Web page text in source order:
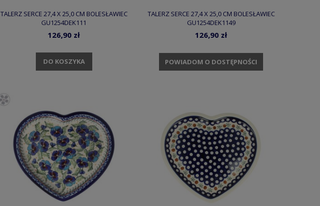
TALERZ SERCE 27,4 X 25,0 CM BOLESŁAWIEC
GU1254DEK111
126,90 zł
DO KOSZYKA
TALERZ SERCE 27,4 X 25,0 CM BOLESŁAWIEC
GU1254DEK1149
126,90 zł
POWIADOM O DOSTĘPNOŚCI